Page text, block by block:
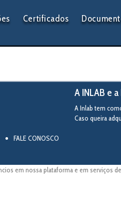
Certificados
A INLAB e a
A Inlab tem
Caso queira
FALE CONOSCO
em nossa plataforma e em serviços